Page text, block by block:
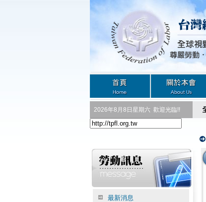
2026年8月8日星期六 歡迎光臨!!
最新消息